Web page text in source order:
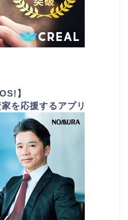
】
を応援するアプリ